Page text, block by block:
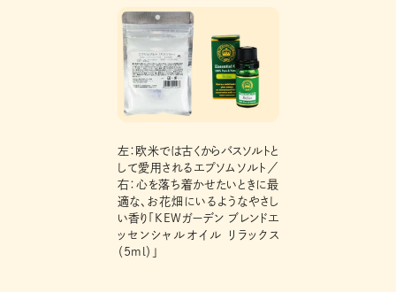
左：欧米では古くからバスソルトと
して愛用されるエプソムソルト／
右：心を落ち着かせたいときに最
適な、お花畑にいるようなやさし
い香り「KEWガーデン ブレンドエ
ッセンシャルオイル リラックス
（5ml）」